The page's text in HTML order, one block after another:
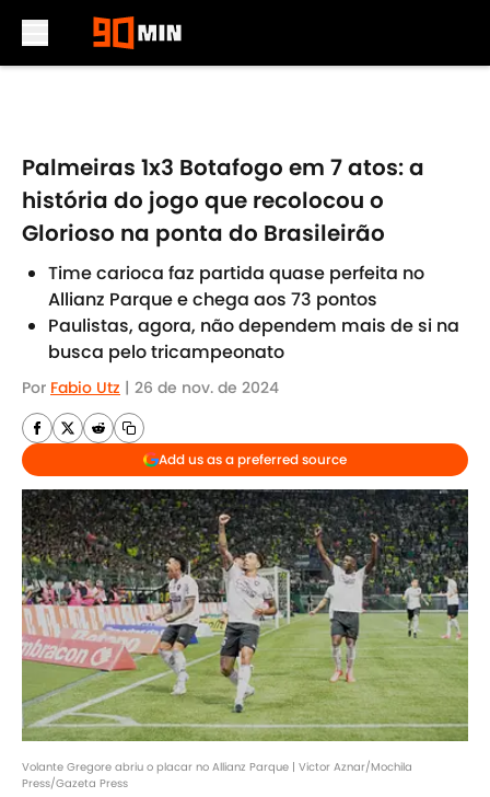
Palmeiras 1x3 Botafogo em 7 atos: a
história do jogo que recolocou o
Glorioso na ponta do Brasileirão
Time carioca faz partida quase perfeita no
Allianz Parque e chega aos 73 pontos
Paulistas, agora, não dependem mais de si na
busca pelo tricampeonato
Por Fabio Utz | 26 de nov. de 2024
Add us as a preferred source
Volante Gregore abriu o placar no Allianz Parque | Victor Aznar/Mochila
Press/Gazeta Press